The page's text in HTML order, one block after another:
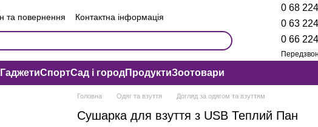
та повернення
Контактна інформація
користувача
0 68
0 63
0 66
ГаджетиСпортСад і городПродуктиЗоотовари
Головна Одяг та взуття Догляд за одягом та взуттям
Сушарка для взуття з USB Теплий Пан